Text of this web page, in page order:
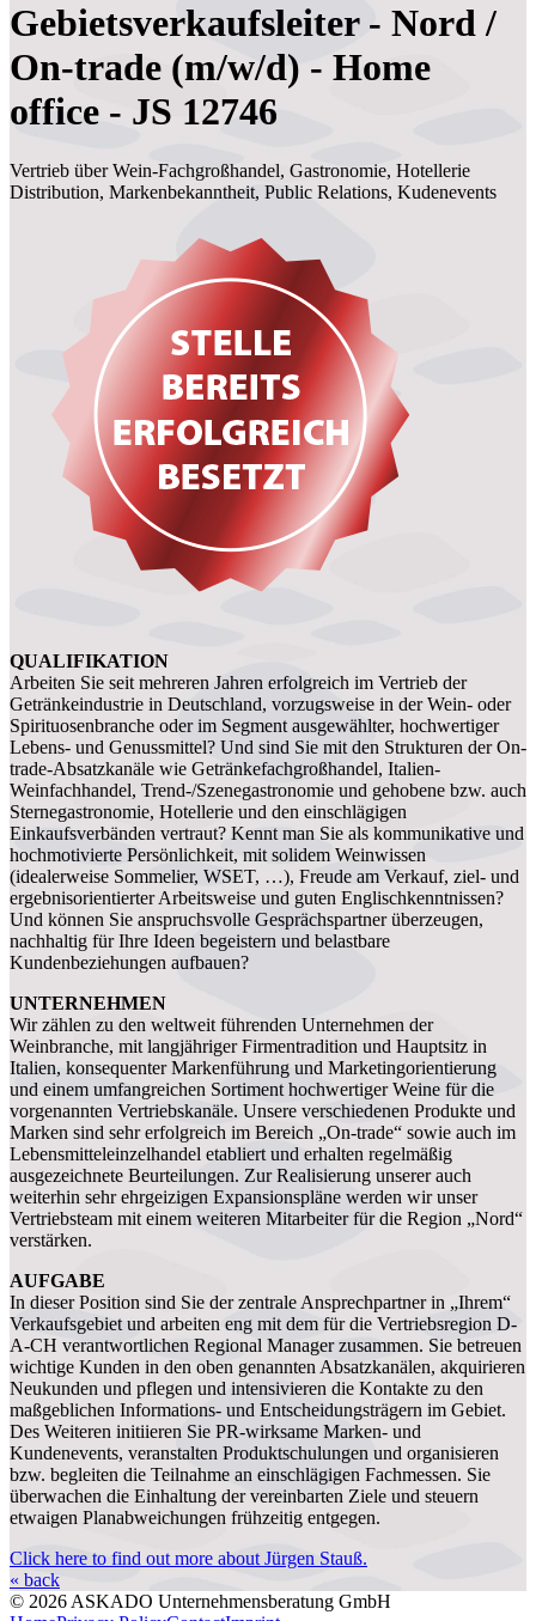
Gebietsverkaufsleiter - Nord /
On-trade (m/w/d) - Home
office - JS 12746
Vertrieb über Wein-Fachgroßhandel, Gastronomie, Hotellerie
Distribution, Markenbekanntheit, Public Relations, Kudenevents
QUALIFIKATION
Arbeiten Sie seit mehreren Jahren erfolgreich im Vertrieb der
Getränkeindustrie in Deutschland, vorzugsweise in der Wein- oder
Spirituosenbranche oder im Segment ausgewählter, hochwertiger
Lebens- und Genussmittel? Und sind Sie mit den Strukturen der On-
trade-Absatzkanäle wie Getränkefachgroßhandel, Italien-
Weinfachhandel, Trend-/Szenegastronomie und gehobene bzw. auch
Sternegastronomie, Hotellerie und den einschlägigen
Einkaufsverbänden vertraut? Kennt man Sie als kommunikative und
hochmotivierte Persönlichkeit, mit solidem Weinwissen
(idealerweise Sommelier, WSET, …), Freude am Verkauf, ziel- und
ergebnisorientierter Arbeitsweise und guten Englischkenntnissen?
Und können Sie anspruchsvolle Gesprächspartner überzeugen,
nachhaltig für Ihre Ideen begeistern und belastbare
Kundenbeziehungen aufbauen?
UNTERNEHMEN
Wir zählen zu den weltweit führenden Unternehmen der
Weinbranche, mit langjähriger Firmentradition und Hauptsitz in
Italien, konsequenter Markenführung und Marketingorientierung
und einem umfangreichen Sortiment hochwertiger Weine für die
vorgenannten Vertriebskanäle. Unsere verschiedenen Produkte und
Marken sind sehr erfolgreich im Bereich „On-trade“ sowie auch im
Lebensmitteleinzelhandel etabliert und erhalten regelmäßig
ausgezeichnete Beurteilungen. Zur Realisierung unserer auch
weiterhin sehr ehrgeizigen Expansionspläne werden wir unser
Vertriebsteam mit einem weiteren Mitarbeiter für die Region „Nord“
verstärken.
AUFGABE
In dieser Position sind Sie der zentrale Ansprechpartner in „Ihrem“
Verkaufsgebiet und arbeiten eng mit dem für die Vertriebsregion D-
A-CH verantwortlichen Regional Manager zusammen. Sie betreuen
wichtige Kunden in den oben genannten Absatzkanälen, akquirieren
Neukunden und pflegen und intensivieren die Kontakte zu den
maßgeblichen Informations- und Entscheidungsträgern im Gebiet.
Des Weiteren initiieren Sie PR-wirksame Marken- und
Kundenevents, veranstalten Produktschulungen und organisieren
bzw. begleiten die Teilnahme an einschlägigen Fachmessen. Sie
überwachen die Einhaltung der vereinbarten Ziele und steuern
etwaigen Planabweichungen frühzeitig entgegen.
Click here to find out more about Jürgen Stauß.
« back
© 2026 ASKADO Unternehmensberatung GmbH